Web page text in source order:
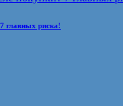
главных риска!